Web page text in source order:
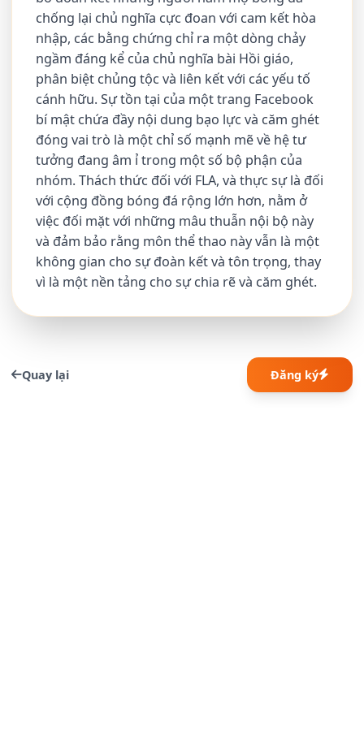
chống lại chủ nghĩa cực đoan với cam kết hòa
nhập, các bằng chứng chỉ ra một dòng chảy
ngầm đáng kể của chủ nghĩa bài Hồi giáo,
phân biệt chủng tộc và liên kết với các yếu tố
cánh hữu. Sự tồn tại của một trang Facebook
bí mật chứa đầy nội dung bạo lực và căm ghét
đóng vai trò là một chỉ số mạnh mẽ về hệ tư
tưởng đang âm ỉ trong một số bộ phận của
nhóm. Thách thức đối với FLA, và thực sự là đối
với cộng đồng bóng đá rộng lớn hơn, nằm ở
việc đối mặt với những mâu thuẫn nội bộ này
và đảm bảo rằng môn thể thao này vẫn là một
không gian cho sự đoàn kết và tôn trọng, thay
vì là một nền tảng cho sự chia rẽ và căm ghét.
Quay lại Đăng ký